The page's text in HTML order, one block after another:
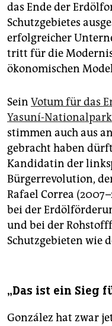
das Ende der
Schutzgebietes
erfolgreicher
tritt für die
ökonomischen
Sein Votum für das
Yasuní-Nationalpark
stim­men auch aus
gebracht haben
Kandidatin der
Bürgerrevolution,
Rafael Correa
bei der
und bei der
Schutzgebieten wie
„Das ist ein Sieg
González hat zwar